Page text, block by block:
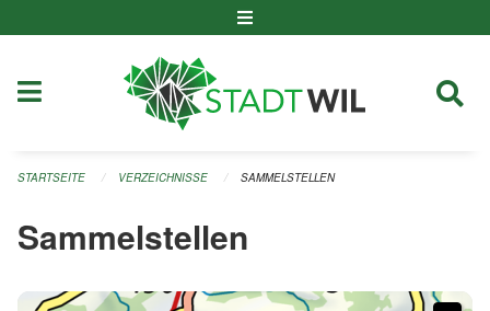
STARTSEITE VERZEICHNISSE SAMMELSTELLEN
Sammelstellen